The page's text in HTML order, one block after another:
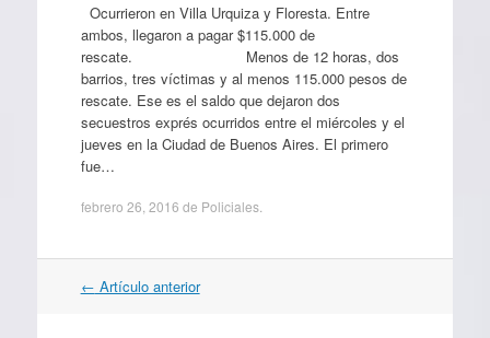
Ocurrieron en Villa Urquiza y Floresta. Entre
ambos, llegaron a pagar $115.000 de
rescate. Menos de 12 horas, dos
barrios, tres víctimas y al menos 115.000 pesos de
rescate. Ese es el saldo que dejaron dos
secuestros exprés ocurridos entre el miércoles y el
jueves en la Ciudad de Buenos Aires. El primero
fue…
febrero 26, 2016 de Policiales.
Navegación
← Artículo anterior